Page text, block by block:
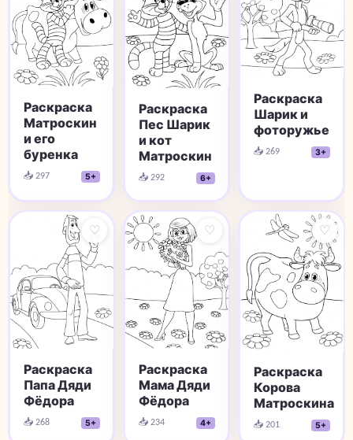
Раскраска
Матроскин
и его
буренка
📥 297 5+
Раскраска
Пес Шарик
и кот
Матроскин
📥 292 6+
Раскраска
Шарик и
фоторужье
📥 269 3+
♡
Раскраска
Папа Дяди
Фёдора
📥 268 5+
♡
Раскраска
Мама Дяди
Фёдора
📥 234 4+
♡
Раскраска
Корова
Матроскина
📥 201 5+